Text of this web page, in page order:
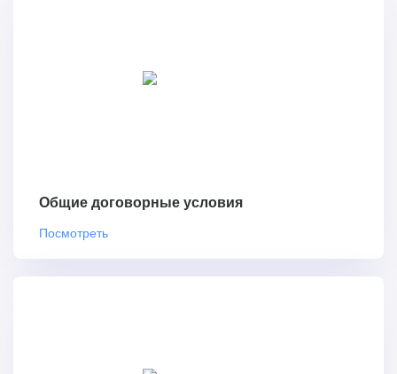
Общие договорные условия
Посмотреть